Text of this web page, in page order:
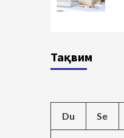
Тақвим
Du Se